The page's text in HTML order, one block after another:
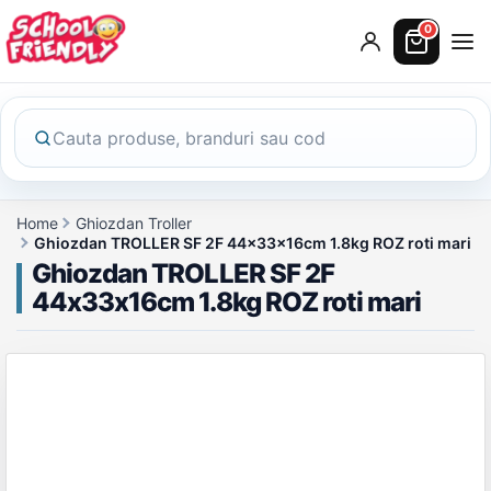
0
Home
Ghiozdan Troller
Ghiozdan TROLLER SF 2F 44x33x16cm 1.8kg ROZ roti mari
Ghiozdan TROLLER SF 2F
44x33x16cm 1.8kg ROZ roti mari